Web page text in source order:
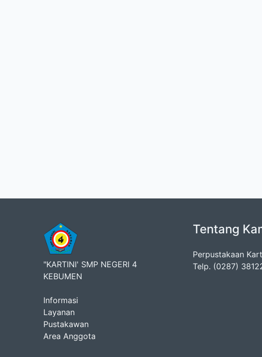
"KARTINI' SMP NEGERI 4
KEBUMEN
Informasi
Layanan
Pustakawan
Area Anggota
Tentang
Perpustakaan
Telp. (0287)